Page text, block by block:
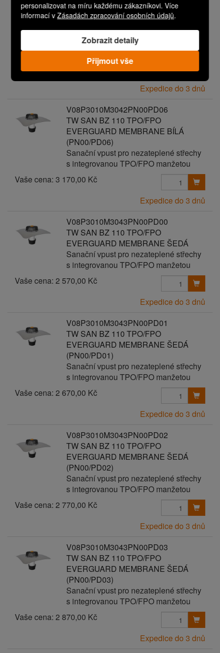
personalizovat na míru každému zákazníkovi. Více
informací vZásadách zpracování osobních údajů.
Zobrazit detaily
Přijmout vše
TW SAN BZ 110 TPO/FPO
EVERGUARD MEMBRANE BÍLÁ
(PN00/PD05)
Sanační vpust pro nezateplené střechy
s integrovanou TPO/FPO manžetou
Vaše cena:
3 070,00 Kč
Expedice do 3 dnů
V08P3010M3042PN00PD06
TW SAN BZ 110 TPO/FPO
EVERGUARD MEMBRANE BÍLÁ
(PN00/PD06)
Sanační vpust pro nezateplené střechy
s integrovanou TPO/FPO manžetou
Vaše cena: 3 170,00 Kč
Expedice do 3 dnů
V08P3010M3043PN00PD00
TW SAN BZ 110 TPO/FPO
EVERGUARD MEMBRANE ŠEDÁ
Sanační vpust pro nezateplené střechy
s integrovanou TPO/FPO manžetou
Vaše cena: 2 570,00 Kč
Expedice do 3 dnů
V08P3010M3043PN00PD01
TW SAN BZ 110 TPO/FPO
EVERGUARD MEMBRANE ŠEDÁ
(PN00/PD01)
Sanační vpust pro nezateplené střechy
s integrovanou TPO/FPO manžetou
Vaše cena: 2 670,00 Kč
Expedice do 3 dnů
V08P3010M3043PN00PD02
TW SAN BZ 110 TPO/FPO
EVERGUARD MEMBRANE ŠEDÁ
(PN00/PD02)
Sanační vpust pro nezateplené střechy
s integrovanou TPO/FPO manžetou
Vaše cena: 2 770,00 Kč
Expedice do 3 dnů
V08P3010M3043PN00PD03
TW SAN BZ 110 TPO/FPO
EVERGUARD MEMBRANE ŠEDÁ
(PN00/PD03)
Sanační vpust pro nezateplené střechy
s integrovanou TPO/FPO manžetou
Vaše cena: 2 870,00 Kč
Expedice do 3 dnů